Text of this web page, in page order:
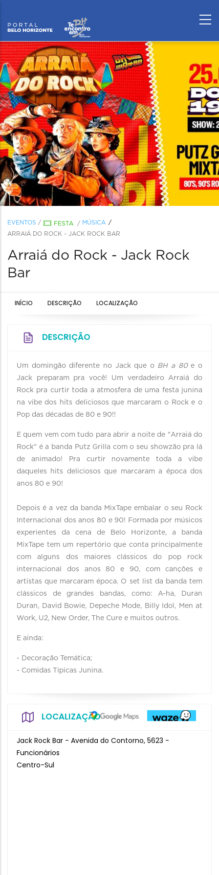
EVENTOS / FESTA / MÚSICA
ARRAIÁ DO ROCK - JACK ROCK BAR
Arraiá do Rock - Jack Rock
Bar
INÍCIO DESCRIÇÃO LOCALIZAÇÃO
DESCRIÇÃO
Um domingão diferente no Jack que o BH a 80e o
Jack preparam pra você! Um verdadeiro Arraiá do
Rock pra curtir toda a atmosfera de uma festa junina
na vibe dos hits deliciosos que marcaram o Rock e o
Pop das décadas de 80 e 90!!
E quem vem com tudo para abrir a noite de "Arraiá do
Rock" é a banda Putz Grilla com o seu showzão pra lá
de animado! Pra curtir novamente toda a vibe
daqueles hits deliciosos que marcaram a época dos
anos 80 e 90!
Depois é a vez da banda MixTape embalar o seu Rock
Internacional dos anos 80 e 90! Formada por músicos
experientes da cena de Belo Horizonte, a banda
MixTape tem um repertório que conta principalmente
com alguns dos maiores clássicos do pop rock
internacional dos anos 80 e 90, com canções e
artistas que marcaram época. O set list da banda tem
clássicos de grandes bandas, como: A-ha, Duran
Duran, David Bowie, Depeche Mode, Billy Idol, Men at
Work, U2, New Order, The Cure e muitos outros.
E ainda:
- Decoração Temática;
- Comidas Típicas Junina.
LOCALIZAÇÃO
Jack Rock Bar - Avenida do Contorno, 5623 -
Funcionários
Centro-Sul